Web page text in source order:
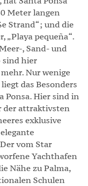
Meter langen
Strand“; und die
„Playa pequeña“.
, Sand- und
sind hier
Nur wenige
das Besonders
Ponsa. Hier sind in
der attraktivsten
exklusive
vom Star
Yachthafen
Nähe zu Palma,
Schulen